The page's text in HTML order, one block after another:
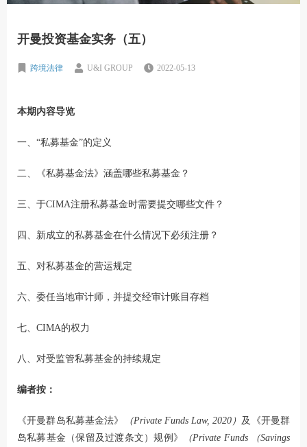
开曼投资基金实务（五）
跨境法律 U&I GROUP 2022-05-13
本期内容导览
一、“私募基金”的定义
二、《私募基金法》涵盖哪些私募基金？
三、于CIMA注册私募基金时需要提交哪些文件？
四、新成立的私募基金在什么情况下必须注册？
五、对私募基金的营运规定
六、委任当地审计师，并提交经审计账目存档
七、CIMA的权力
八、对受监管私募基金的持续规定
编者按：
《开曼群岛私募基金法》 （Private Funds Law, 2020） 及《开曼群
岛私募基金（保留及过渡条文）规例》
（Private Funds （Savings